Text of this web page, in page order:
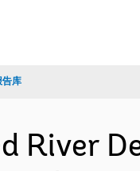
告库
River